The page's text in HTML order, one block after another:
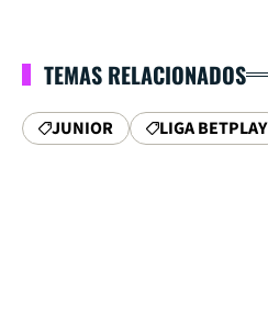
TEMAS RELACIONADOS
JUNIOR LIGA BETPLAY